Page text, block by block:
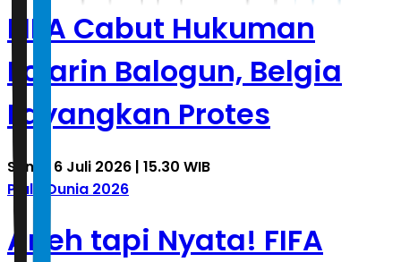
FIFA Cabut Hukuman
Folarin Balogun, Belgia
Layangkan Protes
Senin, 6 Juli 2026 | 15.30 WIB
Piala Dunia 2026
Aneh tapi Nyata! FIFA